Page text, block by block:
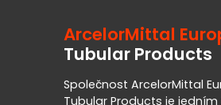
ArcelorMittal
Tubular Products
Společnost ArcelorMittal
Tubular Products je jedním